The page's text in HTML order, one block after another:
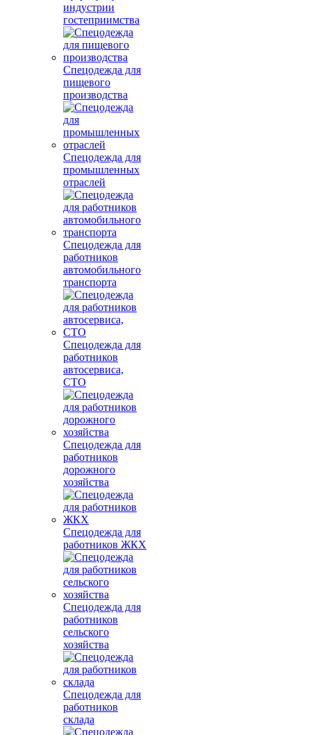
индустрии
гостеприимства
Спецодежда для
пищевого
производства
Спецодежда для
промышленных
отраслей
Спецодежда для
работников
автомобильного
транспорта
Спецодежда для
работников
автосервиса,
СТО
Спецодежда для
работников
дорожного
хозяйства
Спецодежда для
работников ЖКХ
Спецодежда для
работников
сельского
хозяйства
Спецодежда для
работников
склада